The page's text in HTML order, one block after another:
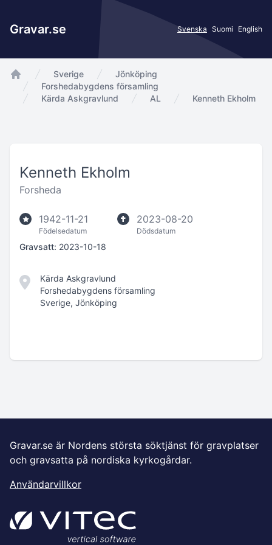
Gravar.se Svenska Suomi English
app.Start
Sverige
Jönköping
Forshedabygdens församling
Kärda Askgravlund
AL Kenneth Ekholm
Kenneth Ekholm
Forsheda
1942-11-21
Födelsedatum
2023-08-20
Dödsdatum
Gravsatt: 2023-10-18
Kärda Askgravlund
Forshedabygdens församling
Sverige, Jönköping
Gravar.se är Nordens största söktjänst för gravplatser
och gravsatta på nordiska kyrkogårdar.
Användarvillkor